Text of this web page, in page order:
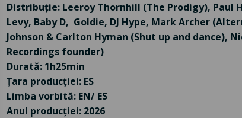
Distribuție: Leeroy Thornhill (The Prodigy),
Levy, Baby D, Goldie, DJ Hype, Mark Archer
Johnson & Carlton Hyman (Shut up and dance),
Recordings founder)
Durată: 1h25min
Țara producției: ES
Limba vorbită: EN/ ES
Anul producției: 2026